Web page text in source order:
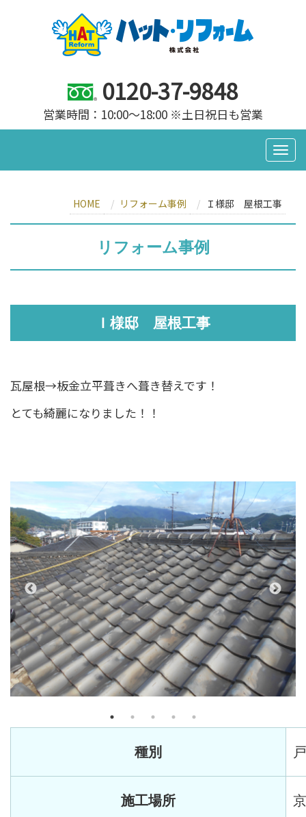
0120-37-9848
営業時間：10:00～18:00 ※土日祝日も営業
HOME リフォーム事例 Ｉ様邸 屋根工事
リフォーム事例
Ｉ様邸 屋根工事
瓦屋根→板金立平葺きへ葺き替えです！
とても綺麗になりました！！
種別
施工場所